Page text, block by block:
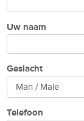
Uw naam
Geslacht
Telefoon